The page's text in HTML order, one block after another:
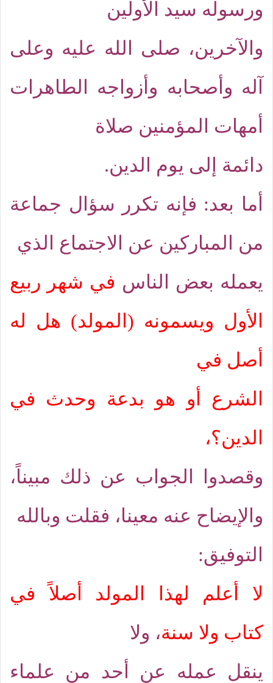
ورسوله سيد الأولين
والآخرين، صلى الله عليه وعلى
آله وأصحابه وأزواجه الطاهرات
أمهات المؤمنين صلاة
دائمة إلى يوم الدين.
أما بعد: فإنه تكرر سؤال جماعة
من المباركين عن الاجتماع الذي
يعمله بعض الناس في شهر ربيع
الأول ويسمونه (المولد) هل له
أصل في
الشرع أو هو بدعة وحدث في
الدين؟،
وقصدوا الجواب عن ذلك مبيناً،
والإيضاح عنه معينا، فقلت وبالله
التوفيق:
لا أعلم لهذا المولد أصلاً في
كتاب ولا سنة، ولا
ينقل عمله عن أحد من علماء